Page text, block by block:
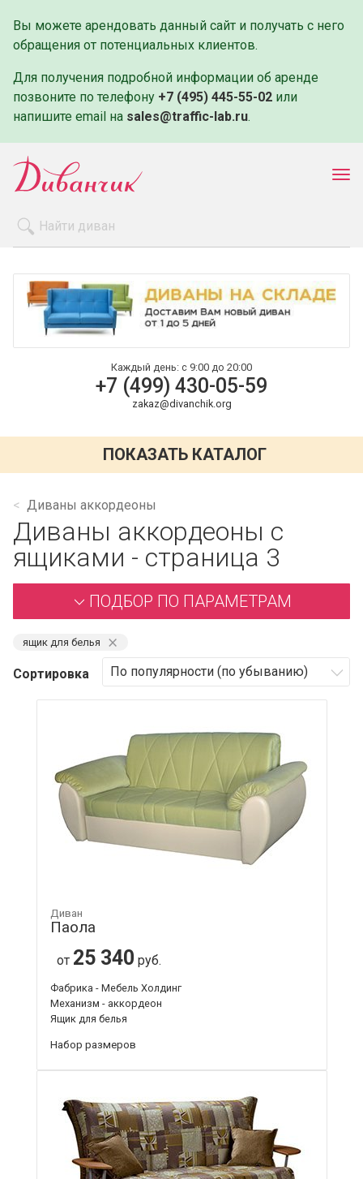
Вы можете арендовать данный сайт и получать с него
обращения от потенциальных клиентов.
Для получения подробной информации об аренде
позвоните по телефону +7 (495) 445-55-02 или
напишите email на sales@traffic-lab.ru.
Оплата и доставка
Контакты
Каждый день: с 9:00 до 20:00
+7 (499) 430-05-59
zakaz@divanchik.org
ПОКАЗАТЬ КАТАЛОГ
Диваны аккордеоны
Диваны аккордеоны с
ящиками - страница 3
ПОДБОР ПО ПАРАМЕТРАМ
ящик для белья ⨯
Сортировка
Диван
Паола
от 25 340 руб.
Фабрика - Мебель Холдинг
Механизм - аккордеон
Ящик для белья
Набор размеров